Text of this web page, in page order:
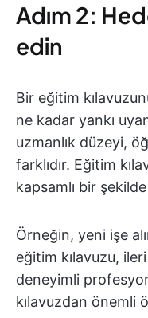
Adım 2:
edin
Bir eğitim
ne kadar yankı
uzmanlık düzeyi,
farklıdır. Eğitim
kapsamlı bir
Örneğin, yeni işe
eğitim kılavuzu,
deneyimli
kılavuzdan önemli